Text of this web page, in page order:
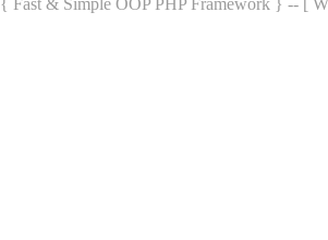
{ Fast & Simple OOP PHP Framework } -- [